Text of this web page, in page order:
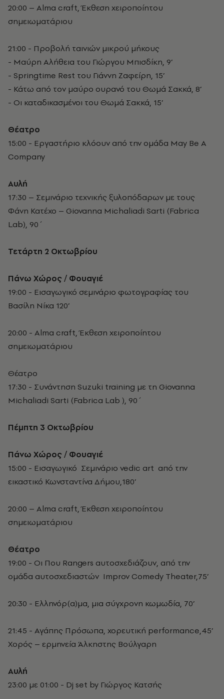
20:00 – Alma craft, Έκθεση χειροποίητου
σημειωματάριου
21:00 - Προβολή ταινιών μικρού μήκους
- Μαύρη Αλήθεια του Γιώργου Μπισδίκη, 9’
- Springtime Rest του Γιάννη Ζαφείρη, 15’
- Κάτω από τον μαύρο ουρανό του Θωμά Σακκά, 8’
- Οι καταδικασμένοι του Θωμά Σακκά, 15’
Θέατρο
15:00 - Εργαστήριο κλόουν από την ομάδα May Be A
Company
Αυλή
17:30 – Σεμινάριο τεχνικής ξυλοπόδαρων με τους
Φάνη Κατέχο – Giovanna Michaliadi Sarti (Fabrica
Lab), 90΄
Τετάρτη 2 Οκτωβρίου
Πάνω Χώρος / Φουαγιέ
19:00 - Εισαγωγικό σεμινάριο φωτογραφίας του
Βασίλη Νίκα 120’
20:00 - Alma craft, Έκθεση χειροποίητου
σημειωματάριου
Θέατρο
17:30 - Συνάντηση Suzuki training με τη Giovanna
Michaliadi Sarti (Fabrica Lab ), 90΄
Πέμπτη 3 Οκτωβρίου
Πάνω Χώρος / Φουαγιέ
15:00 - Εισαγωγικό Σεμινάριο vedic art από την
εικαστικό Κωνσταντίνα Δήμου,180’
20:00 – Alma craft, Έκθεση χειροποίητου
σημειωματάριου
Θέατρο
19:00 - Οι Που Rangers αυτοσχεδιάζουν, από την
ομάδα αυτοσχεδιαστών Improv Comedy Theater,75’
20:30 - Ελληνόρ(α)μα, μια σύγχρονη κωμωδία, 70’
21:45 - Αγάπης Πρόσωπα, χορευτική performance,45’
Χορός – ερμηνεία Άλκηστης Βούλγαρη
Αυλή
23:00 με 01:00 - Dj set by Γιώργος Κατσής